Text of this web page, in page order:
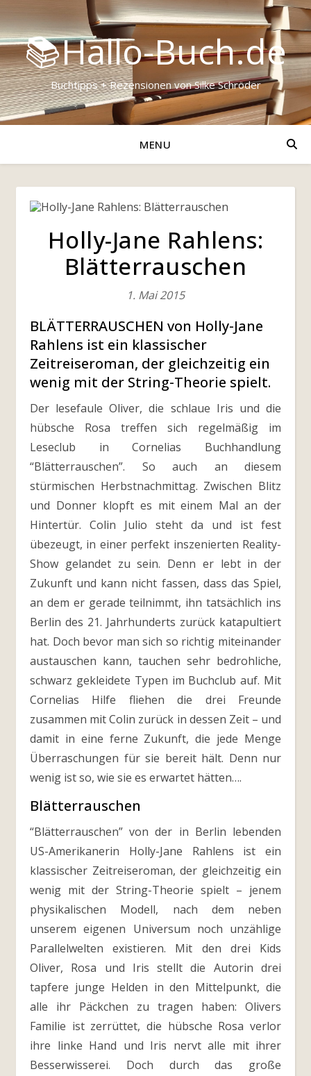
📚Hallo-Buch.de
Buchtipps + Rezensionen von Silke Schröder
MENU
Holly-Jane Rahlens:
Blätterrauschen
1. Mai 2015
BLÄTTERRAUSCHEN von Holly-Jane
Rahlens ist ein klassischer
Zeitreiseroman, der gleichzeitig ein
wenig mit der String-Theorie spielt.
Der lesefaule Oliver, die schlaue Iris und die
hübsche Rosa treffen sich regelmäßig im
Leseclub in Cornelias Buchhandlung
“Blätterrauschen”. So auch an diesem
stürmischen Herbstnachmittag. Zwischen Blitz
und Donner klopft es mit einem Mal an der
Hintertür. Colin Julio steht da und ist fest
übezeugt, in einer perfekt inszenierten Reality-
Show gelandet zu sein. Denn er lebt in der
Zukunft und kann nicht fassen, dass das Spiel,
an dem er gerade teilnimmt, ihn tatsächlich ins
Berlin des 21. Jahrhunderts zurück katapultiert
hat. Doch bevor man sich so richtig miteinander
austauschen kann, tauchen sehr bedrohliche,
schwarz gekleidete Typen im Buchclub auf. Mit
Cornelias Hilfe fliehen die drei Freunde
zusammen mit Colin zurück in dessen Zeit – und
damit in eine ferne Zukunft, die jede Menge
Überraschungen für sie bereit hält. Denn nur
wenig ist so, wie sie es erwartet hätten….
Blätterrauschen
“Blätterrauschen” von der in Berlin lebenden
US-Amerikanerin Holly-Jane Rahlens ist ein
klassischer Zeitreiseroman, der gleichzeitig ein
wenig mit der String-Theorie spielt – jenem
physikalischen Modell, nach dem neben
unserem eigenen Universum noch unzählige
Parallelwelten existieren. Mit den drei Kids
Oliver, Rosa und Iris stellt die Autorin drei
tapfere junge Helden in den Mittelpunkt, die
alle ihr Päckchen zu tragen haben: Olivers
Familie ist zerrüttet, die hübsche Rosa verlor
ihre linke Hand und Iris nervt alle mit ihrer
Besserwisserei. Doch durch das große